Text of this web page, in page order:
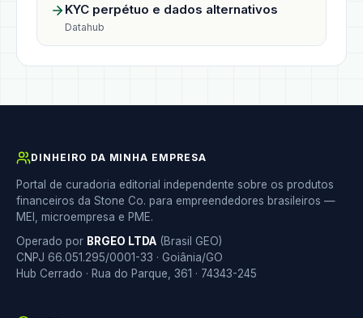
KYC perpétuo e dados alternativos
Datahub
DINHEIRO DA MINHA EMPRESA
Portal de curadoria editorial independente sobre os produtos
financeiros da Stone Co. para empreendedores brasileiros —
MEI, microempresa e PME.
Operado por BRGEO LTDA (Brasil GEO)
CNPJ 66.051.295/0001-33 · Goiânia/GO
Hub Cerrado · Rua do Parque, 361 · 74343-245